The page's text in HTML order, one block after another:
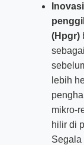
(Hpgr)
lebih
mikro-
hilir di
Segala